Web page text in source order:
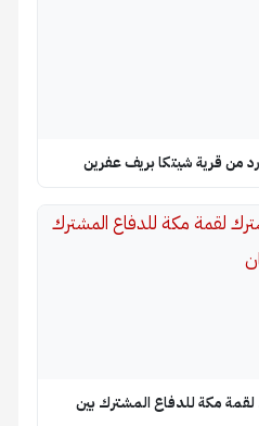
من قرية شيتكا بريف عفرين
لقمة مكة للدفاع المشترك بين